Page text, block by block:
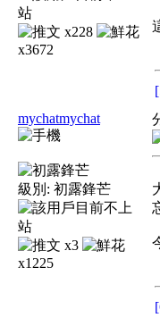
x228
x3672
mychatmychat
級別: 初露鋒芒
x3
x1225